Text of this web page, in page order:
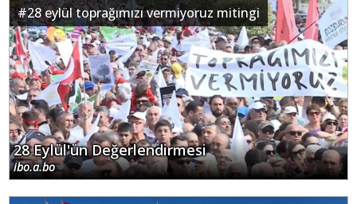
#28 eylül toprağımızı vermiyoruz mitingi
28 Eylül'ün Değerlendirmesi
ibo.a.bo